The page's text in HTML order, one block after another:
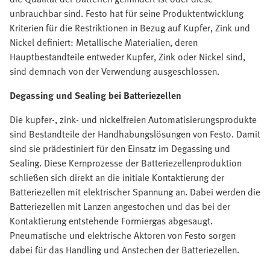
unbrauchbar sind. Festo hat für seine Produktentwicklung
Kriterien für die Restriktionen in Bezug auf Kupfer, Zink und
Nickel definiert: Metallische Materialien, deren
Hauptbestandteile entweder Kupfer, Zink oder Nickel sind,
sind demnach von der Verwendung ausgeschlossen.
Degassing und Sealing bei Batteriezellen
Die kupfer-, zink- und nickelfreien Automatisierungsprodukte
sind Bestandteile der Handhabungslösungen von Festo. Damit
sind sie prädestiniert für den Einsatz im Degassing und
Sealing. Diese Kernprozesse der Batteriezellenproduktion
schließen sich direkt an die initiale Kontaktierung der
Batteriezellen mit elektrischer Spannung an. Dabei werden die
Batteriezellen mit Lanzen angestochen und das bei der
Kontaktierung entstehende Formiergas abgesaugt.
Pneumatische und elektrische Aktoren von Festo sorgen
dabei für das Handling und Anstechen der Batteriezellen.